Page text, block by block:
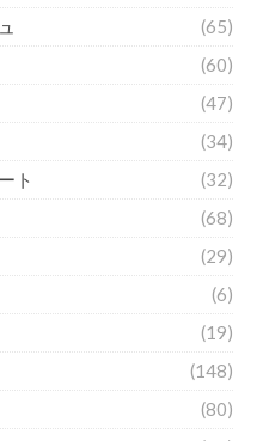
(65)
(60)
(47)
(34)
ト
(32)
(68)
(29)
(6)
(19)
(148)
(80)